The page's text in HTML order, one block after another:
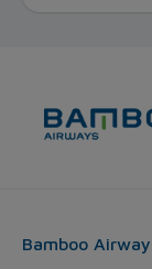
Bamboo